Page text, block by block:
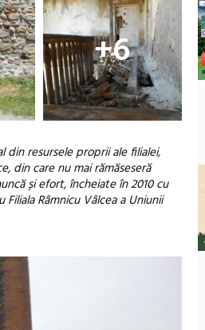
+6
din resursele proprii ale filialei,
din care nu mai rămăseseră
și efort, încheiate în 2010 cu
Râmnicu Vâlcea a Uniunii